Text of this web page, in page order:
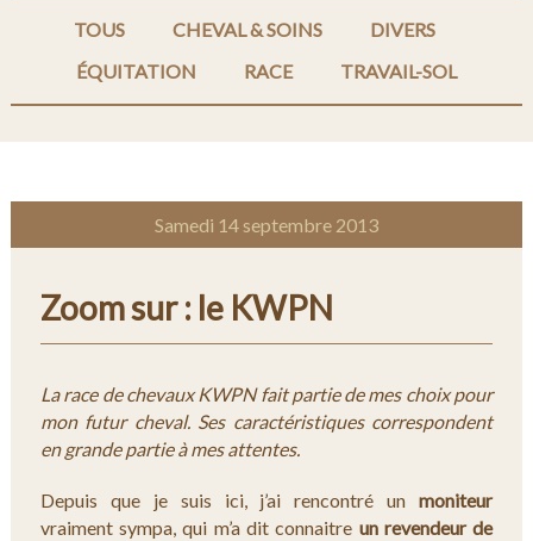
TOUS CHEVAL & SOINS
DIVERS
ÉQUITATION
RACE TRAVAIL-SOL
Samedi 14 septembre 2013
Zoom sur : le KWPN
La race de chevaux KWPN fait partie de mes choix pour
mon futur cheval. Ses caractéristiques correspondent
en grande partie à mes attentes.
Depuis que je suis ici, j’ai rencontré unmoniteur
vraiment sympa, qui m’a dit connaitre un revendeur de